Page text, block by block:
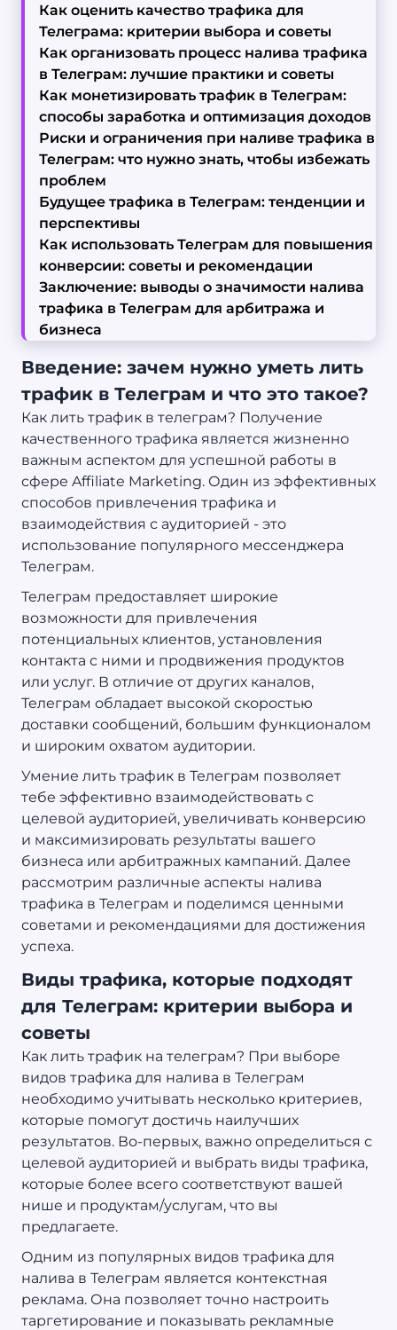
Как оценить качество трафика для
Телеграма: критерии выбора и советы
Как организовать процесс налива трафика
в Телеграм: лучшие практики и советы
Как монетизировать трафик в Телеграм:
способы заработка и оптимизация доходов
Риски и ограничения при наливе трафика в
Телеграм: что нужно знать, чтобы избежать
проблем
Будущее трафика в Телеграм: тенденции и
перспективы
Как использовать Телеграм для повышения
конверсии: советы и рекомендации
Заключение: выводы о значимости налива
трафика в Телеграм для арбитража и
бизнеса
Введение: зачем нужно уметь лить
трафик в Телеграм и что это такое?
Как лить трафик в телеграм? Получение
качественного трафика является жизненно
важным аспектом для успешной работы в
сфере Affiliate Marketing. Один из эффективных
способов привлечения трафика и
взаимодействия с аудиторией - это
использование популярного мессенджера
Телеграм.
Телеграм предоставляет широкие
возможности для привлечения
потенциальных клиентов, установления
контакта с ними и продвижения продуктов
или услуг. В отличие от других каналов,
Телеграм обладает высокой скоростью
доставки сообщений, большим функционалом
и широким охватом аудитории.
Умение лить трафик в Телеграм позволяет
тебе эффективно взаимодействовать с
целевой аудиторией, увеличивать конверсию
и максимизировать результаты вашего
бизнеса или арбитражных кампаний. Далее
рассмотрим различные аспекты налива
трафика в Телеграм и поделимся ценными
советами и рекомендациями для достижения
успеха.
Виды трафика, которые подходят
для Телеграм: критерии выбора и
советы
Как лить трафик на телеграм? При выборе
видов трафика для налива в Телеграм
необходимо учитывать несколько критериев,
которые помогут достичь наилучших
результатов. Во-первых, важно определиться с
целевой аудиторией и выбрать виды трафика,
которые более всего соответствуют вашей
нише и продуктам/услугам, что вы
предлагаете.
Одним из популярных видов трафика для
налива в Телеграм является контекстная
реклама. Она позволяет точно настроить
таргетирование и показывать рекламные